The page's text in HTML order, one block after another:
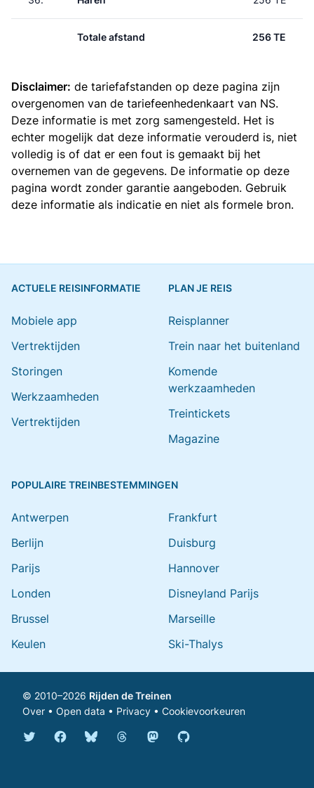
Totale afstand 256 TE
Disclaimer: de tariefafstanden op deze pagina zijn
overgenomen van de tariefeenhedenkaart van NS.
Deze informatie is met zorg samengesteld. Het is
echter mogelijk dat deze informatie verouderd is, niet
volledig is of dat er een fout is gemaakt bij het
overnemen van de gegevens. De informatie op deze
pagina wordt zonder garantie aangeboden. Gebruik
deze informatie als indicatie en niet als formele bron.
ACTUELE REISINFORMATIE
Mobiele app
Vertrektijden
Storingen
Werkzaamheden
Vertrektijden
PLAN JE REIS
Reisplanner
Trein naar het buitenland
Komende
werkzaamheden
Treintickets
Magazine
POPULAIRE TREINBESTEMMINGEN
Antwerpen
Berlijn
Parijs
Londen
Brussel
Keulen
Frankfurt
Duisburg
Hannover
Disneyland Parijs
Marseille
Ski-Thalys
© 2010–2026 Rijden de Treinen
Over • Open data • Privacy • Cookievoorkeuren